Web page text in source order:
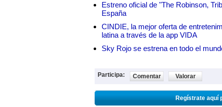
Estreno oficial de "The Robinson,
España
CINDIE, la mejor oferta de
latina a través de la app VIDA
Sky Rojo se estrena en todo el
Participa: Comentar Valorar
Regístrate aquí